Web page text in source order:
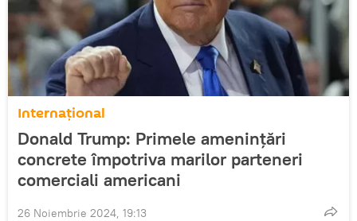
Internațional
Donald Trump: Primele amenințări
concrete împotriva marilor parteneri
comerciali americani
26 Noiembrie 2024, 19:13